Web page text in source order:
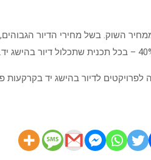
120 לחוק התכנון והבניה מסמיך את העירייה לקבוע שיעור